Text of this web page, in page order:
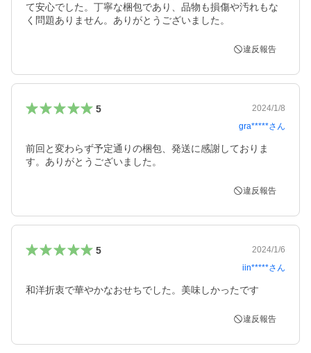
て安心でした。丁寧な梱包であり、品物も損傷や汚れもな
違反報告
5
2024/1/8
gra*****さん
前回と変わらず予定通りの梱包、発送に感謝しておりま
す。ありがとうございました。
違反報告
5
2024/1/6
iin*****さん
和洋折衷で華やかなおせちでした。美味しかったです
違反報告